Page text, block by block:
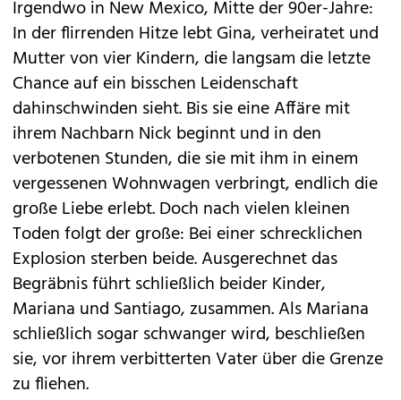
Irgendwo in New Mexico, Mitte der 90er-Jahre:
In der flirrenden Hitze lebt Gina, verheiratet und
Mutter von vier Kindern, die langsam die letzte
Chance auf ein bisschen Leidenschaft
dahinschwinden sieht. Bis sie eine Affäre mit
ihrem Nachbarn Nick beginnt und in den
verbotenen Stunden, die sie mit ihm in einem
vergessenen Wohnwagen verbringt, endlich die
große Liebe erlebt. Doch nach vielen kleinen
Toden folgt der große: Bei einer schrecklichen
Explosion sterben beide. Ausgerechnet das
Begräbnis führt schließlich beider Kinder,
Mariana und Santiago, zusammen. Als Mariana
schließlich sogar schwanger wird, beschließen
sie, vor ihrem verbitterten Vater über die Grenze
zu fliehen.